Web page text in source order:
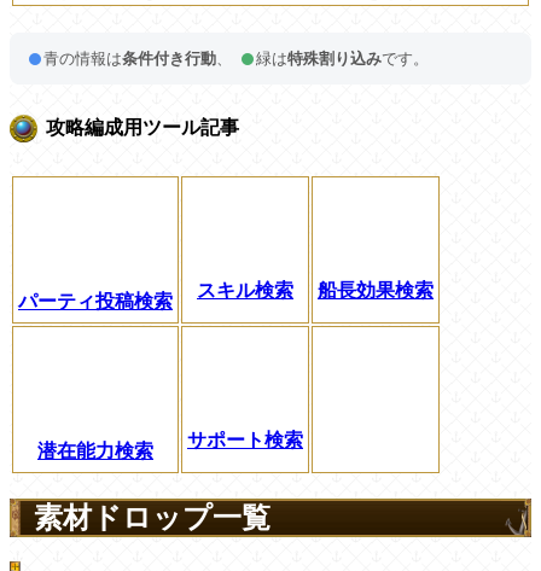
青の情報は条件付き行動 緑は特殊割り込みです。
攻略編成用ツール記事
パーティ投稿検索
スキル検索 船長効果検索
潜在能力検索
サポート検索
素材ドロップ一覧